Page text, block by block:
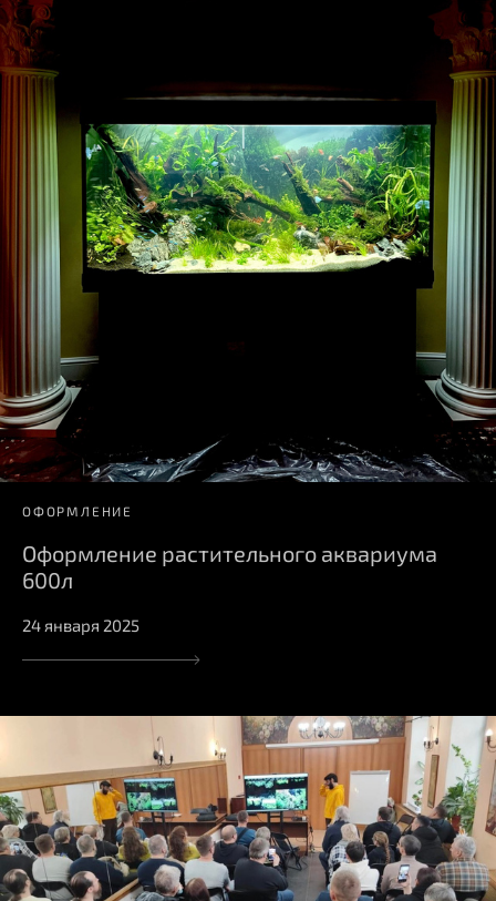
ОФОРМЛЕНИЕ
Оформление растительного аквариума
600л
24 января 2025